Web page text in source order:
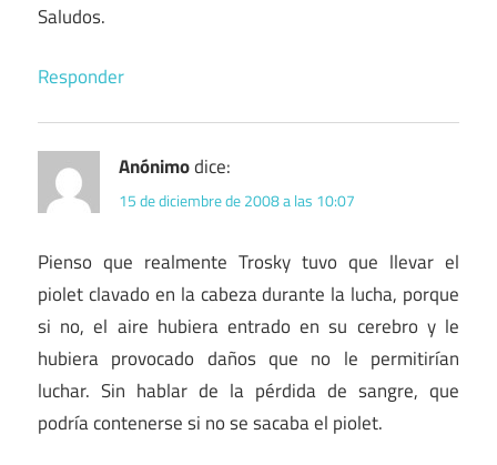
Saludos.
Responder
Anónimodice:
15 de diciembre de 2008 a las 10:07
Pienso que realmente Trosky tuvo que llevar el
piolet clavado en la cabeza durante la lucha, porque
si no, el aire hubiera entrado en su cerebro y le
hubiera provocado daños que no le permitirían
luchar. Sin hablar de la pérdida de sangre, que
podría contenerse si no se sacaba el piolet.